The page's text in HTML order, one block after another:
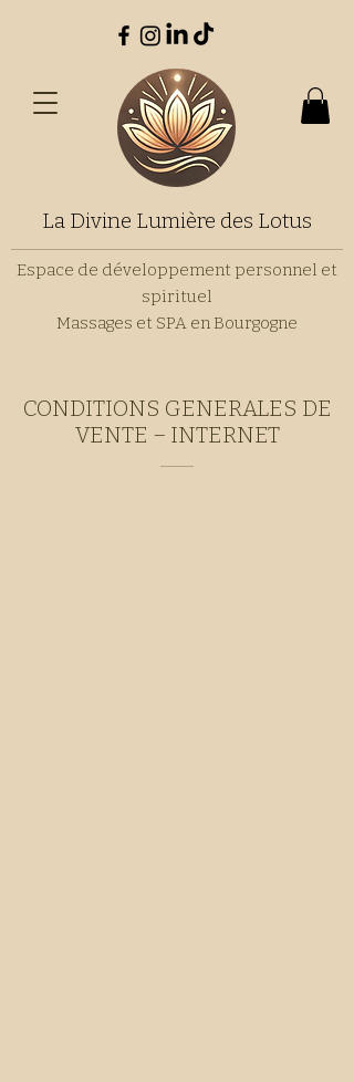
La Divine Lumière des Lotus
Espace de développement personnel et
spirituel
Massages et SPA en Bourgogne
CONDITIONS GENERALES DE
VENTE – INTERNET